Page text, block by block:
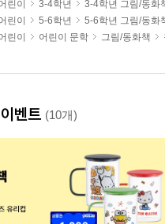
린이 3-4학년 3-4학년 그림/동화
린이 5-6학년 5-6학년 그림/동화
린이 어린이 문학 그림/동화책
벤트 (10개)